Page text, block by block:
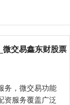
交易鑫东财股票
务，微交易功能
资服务覆盖广泛